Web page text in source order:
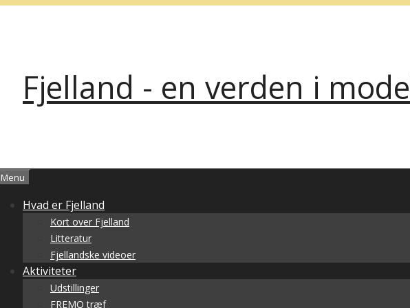
Fjelland - en verden i
Menu
Hvad er Fjelland
Kort over Fjelland
Litteratur
Fjellandske videoer
Aktiviteter
Udstillinger
FREMO træf